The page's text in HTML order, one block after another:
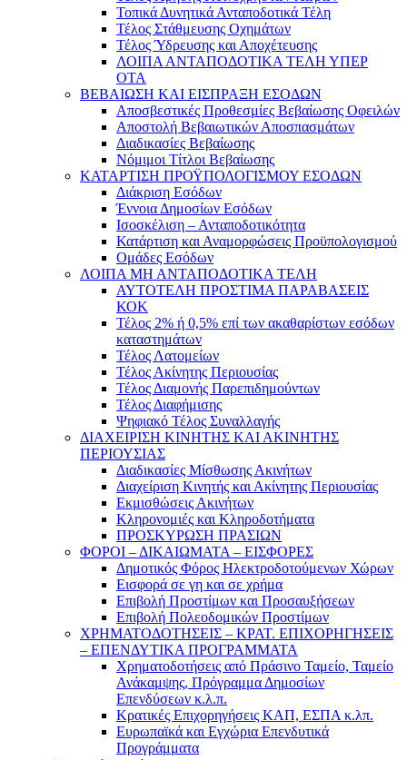
Τοπικά Δυνητικά Ανταποδοτικά Τέλη
Τέλος Στάθμευσης Οχημάτων
Τέλος Ύδρευσης και Αποχέτευσης
ΛΟΙΠΑ ΑΝΤΑΠΟΔΟΤΙΚΑ ΤΕΛΗ ΥΠΕΡ
ΟΤΑ
ΒΕΒΑΙΩΣΗ ΚΑΙ ΕΙΣΠΡΑΞΗ ΕΣΟΔΩΝ
Αποσβεστικές Προθεσμίες Βεβαίωσης Οφειλών
Αποστολή Βεβαιωτικών Αποσπασμάτων
Διαδικασίες Βεβαίωσης
Νόμιμοι Τίτλοι Βεβαίωσης
ΚΑΤΑΡΤΙΣΗ ΠΡΟΫΠΟΛΟΓΙΣΜΟΥ ΕΣΟΔΩΝ
Διάκριση Εσόδων
Έννοια Δημοσίων Εσόδων
Ισοσκέλιση – Ανταποδοτικότητα
Κατάρτιση και Αναμορφώσεις Προϋπολογισμού
Ομάδες Εσόδων
ΛΟΙΠΑ ΜΗ ΑΝΤΑΠΟΔΟΤΙΚΑ ΤΕΛΗ
ΑΥΤΟΤΕΛΗ ΠΡΟΣΤΙΜΑ ΠΑΡΑΒΑΣΕΙΣ
ΚΟΚ
Τέλος 2% ή 0,5% επί των ακαθαρίστων εσόδων
καταστημάτων
Τέλος Λατομείων
Τέλος Ακίνητης Περιουσίας
Τέλος Διαμονής Παρεπιδημούντων
Τέλος Διαφήμισης
Ψηφιακό Τέλος Συναλλαγής
ΔΙΑΧΕΙΡΙΣΗ ΚΙΝΗΤΗΣ ΚΑΙ ΑΚΙΝΗΤΗΣ
ΠΕΡΙΟΥΣΙΑΣ
Διαδικασίες Μίσθωσης Ακινήτων
Διαχείριση Κινητής και Ακίνητης Περιουσίας
Εκμισθώσεις Ακινήτων
Κληρονομιές και Κληροδοτήματα
ΠΡΟΣΚΥΡΩΣΗ ΠΡΑΣΙΩΝ
ΦΟΡΟΙ – ΔΙΚΑΙΩΜΑΤΑ – ΕΙΣΦΟΡΕΣ
Δημοτικός Φόρος Ηλεκτροδοτούμενων Χώρων
Εισφορά σε γη και σε χρήμα
Επιβολή Προστίμων και Προσαυξήσεων
Επιβολή Πολεοδομικών Προστίμων
ΧΡΗΜΑΤΟΔΟΤΗΣΕΙΣ – ΚΡΑΤ. ΕΠΙΧΟΡΗΓΗΣΕΙΣ
– ΕΠΕΝΔΥΤΙΚΑ ΠΡΟΓΡΑΜΜΑΤΑ
Χρηματοδοτήσεις από Πράσινο Ταμείο, Ταμείο
Ανάκαμψης, Πρόγραμμα Δημοσίων
Επενδύσεων κ.λ.π.
Κρατικές Επιχορηγήσεις ΚΑΠ, ΕΣΠΑ κ.λπ.
Ευρωπαϊκά και Εγχώρια Επενδυτικά
Προγράμματα